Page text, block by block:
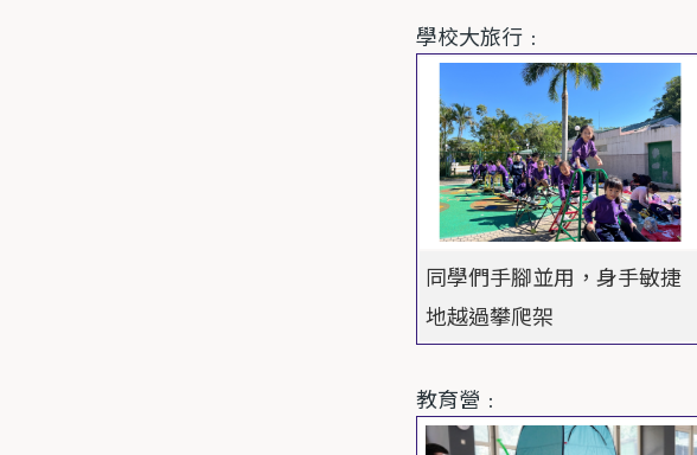
學校大旅行﹕
同學們手腳並用，身手敏捷
地越過攀爬架
教育營﹕